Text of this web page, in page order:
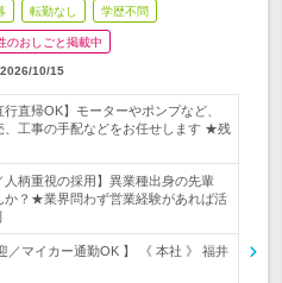
転勤なし 学歴不問
のおしごと掲載中
2026/10/15
行直帰OK】モーターやポンプなど、
、工事の手配などをお任せします ★残
人柄重視の採用】異業種出身の先輩
か？★業界問わず営業経験があれば活
／マイカー通勤OK 】 《 本社 》 福井